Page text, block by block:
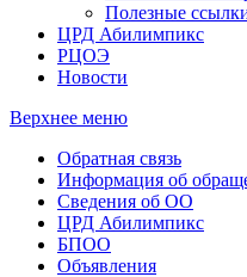
Полезные
ЦРД Абилимпикс
РЦОЭ
Новости
Верхнее меню
Обратная связь
Информация об
Сведения об ОО
ЦРД Абилимпикс
БПОО
Объявления